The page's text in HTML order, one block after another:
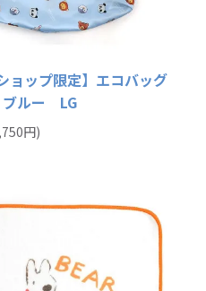
ョップ限定】エコバッグ
ブルー LG
円)